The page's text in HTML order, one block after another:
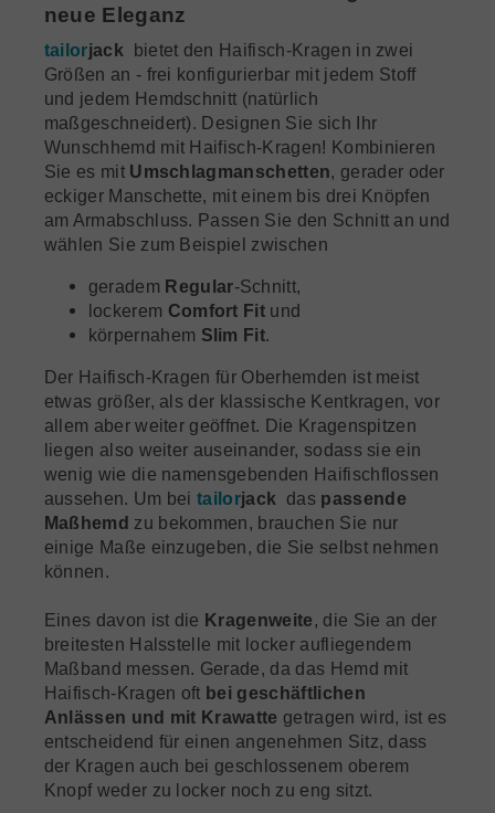
neue Eleganz
tailorjack
bietet den Haifisch-Kragen in zwei
Größen an - frei konfigurierbar mit jedem Stoff
und jedem Hemdschnitt (natürlich
maßgeschneidert). Designen Sie sich Ihr
Wunschhemd mit Haifisch-Kragen! Kombinieren
Sie es mit Umschlagmanschetten, gerader oder
eckiger Manschette, mit einem bis drei Knöpfen
am Armabschluss. Passen Sie den Schnitt an und
wählen Sie zum Beispiel zwischen
geradem Regular-Schnitt,
lockerem Comfort Fit und
körpernahem Slim Fit.
Der Haifisch-Kragen für Oberhemden ist meist
etwas größer, als der klassische Kentkragen, vor
allem aber weiter geöffnet. Die Kragenspitzen
liegen also weiter auseinander, sodass sie ein
wenig wie die namensgebenden Haifischflossen
aussehen. Um beitailorjack das passende
Maßhemd zu bekommen, brauchen Sie nur
einige Maße einzugeben, die Sie selbst nehmen
können.
Eines davon ist die Kragenweite, die Sie an der
breitesten Halsstelle mit locker aufliegendem
Maßband messen. Gerade, da das Hemd mit
Haifisch-Kragen oft bei geschäftlichen
Anlässen und mit Krawatte getragen wird, ist es
entscheidend für einen angenehmen Sitz, dass
der Kragen auch bei geschlossenem oberem
Knopf weder zu locker noch zu eng sitzt.